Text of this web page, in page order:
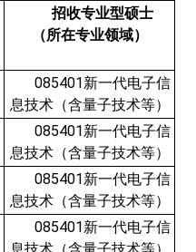
招收专业型硕士
（所在专业领域）
085401新一代电子信
息技术（含量子技术等）
085401新一代电子信
息技术（含量子技术等）
085401新一代电子信
息技术（含量子技术等）
085401新一代电子信